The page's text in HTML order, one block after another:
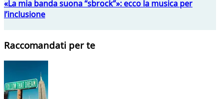
«La mia banda suona “sbrock”»: ecco la musica per
l’inclusione
Raccomandati per te